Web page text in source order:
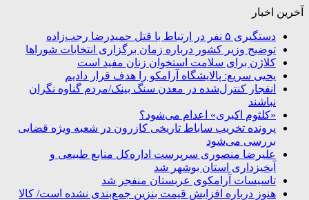
آخرین اخبار
دستگیری ۵ نفر در ارتباط با قتل حمیدرضا رجب‌زاده
توضیح وزیر کشور درباره زمان برگزاری انتخابات شوراها
کلاژن برای سلامت استخوان زنان مفید است
یحیی سریع: پالایشگاه آرامکو را هدف قرار دادیم
انفجار کنترل‌شده در معدن سنگ بینک/مردم گناوه نگران
نباشند
«کلثوم اکبری» اعدام می‌شود؟
پرونده تخریب ساباط تاریخی کازرون در شعبه ویژه قضایی
بررسی می‌شود
علیرضا منصوری سرپرست اداره‌کل منابع طبیعی و
آبخیزداری استان بوشهر شد
تاسیسات آرامکوی عربستان منفجر شد
هنوز درباره افزایش قیمت بنزین جمع‌بندی نشده است/ کالا